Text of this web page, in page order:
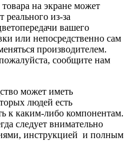
на экране может
реального из-за
вашего
или непосредственно сам
производителем.
сообщите нам
может иметь
людей есть
к каким-либо компонентам.
следует внимательно
инструкцией и полным